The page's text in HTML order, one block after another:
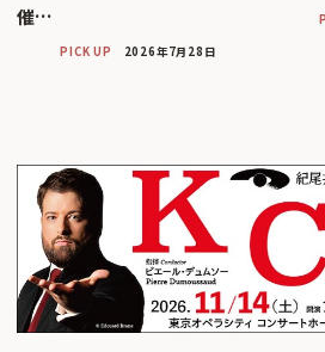
催…
PICK UP 2026年7月28日